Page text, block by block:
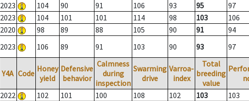
2023 104 90 91 106 93 95
97
2023 104 101 101 114 98 103
106
2020 98 89 88 105 90 91
94
2023 106 89 91 103 90 93 97
Y4A Code Honey
yield
Defensive
behavior
Calmness
during
inspection
Swarming
drive
Varroa-
index
Total
breeding
value
2022 102 101 100 108 102 103
103